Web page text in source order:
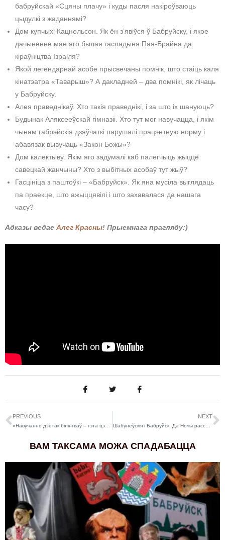
бабруйскай «Сцяны плачу» і куды пасля накіроўваюць
цыдулкі з жаданнямі?
Дом купчыхі Кацнельсон. Як ён зʼявіўся ў Бабруйску, і якое
дачыненне мае яго былая гаспадыня Пая-Брайна да
кіраўніцтва Ізраіля?
Якой легендарнай асобе прысвечаны помнік, што стаіць каля
кінатэатра «Таварыш»? А дакладней – два помнікі, як лічаць
у Бабруйску.
Алея праведнікаў. Хто такія праведнікі, і за што іх шануюць?
Будынак Аляксееўскай гімназіі. Хто тут мог навучацца, і якім
чынам габрэйскія дзяўчаткі парушалі працэнтную норму і
абавязак вывучаць «Закон Божы»?
Дом калектыву. Якім яго задумалі каб палегчыць жыццё
савецкай жанчыны? Хто з выбітных асобаў тут жыў?
Гасцініца з паштоўкі – «Бабруйск». Як яна мусіла выглядаць
па праекце, што ажыццявілі і што захавалася да нашага
часу?
Адказы ведае Алег Красны! Прыемнага прагляду:)
PREVIOUS NEXT
Шабунеўскія і Бабруйск. Да Ночы расстраляных паэтаў
ВАМ ТАКСАМА МОЖА СПАДАБАЦЦА